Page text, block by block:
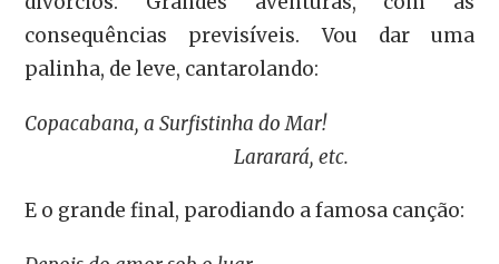
consequências previsíveis. Vou dar uma
palinha, de leve, cantarolando:
Copacabana, a Surfistinha do Mar!
Lararará, etc.
E o grande final, parodiando a famosa canção: